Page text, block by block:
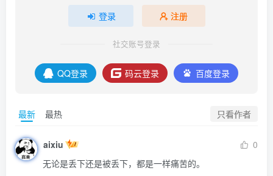
登录 注册
社交账号登录
QQ登录 码云登录 百度登录
最新 最热 只看作者
aixiu
0
无论是丢下还是被丢下，都是一样痛苦的。